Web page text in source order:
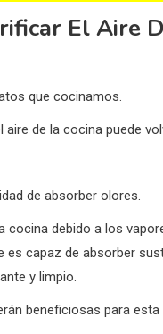
El Aire
que cocinamos.
de la cocina puede
de absorber olores.
cocina debido a los
es capaz de absorber
y limpio.
beneficiosas para esta